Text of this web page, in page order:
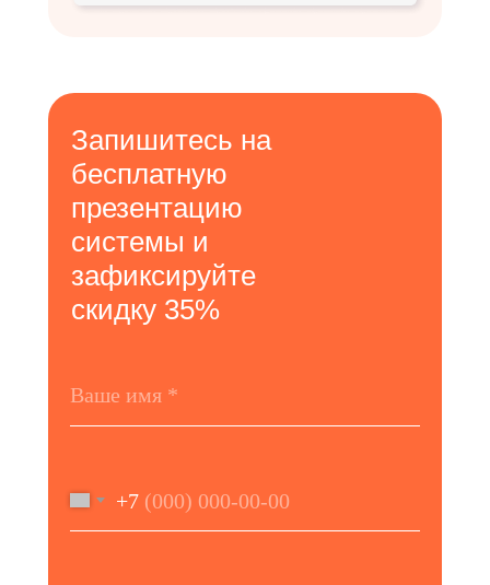
Запишитесь на
бесплатную
презентацию
системы и
зафиксируйте
скидку 35%
+7